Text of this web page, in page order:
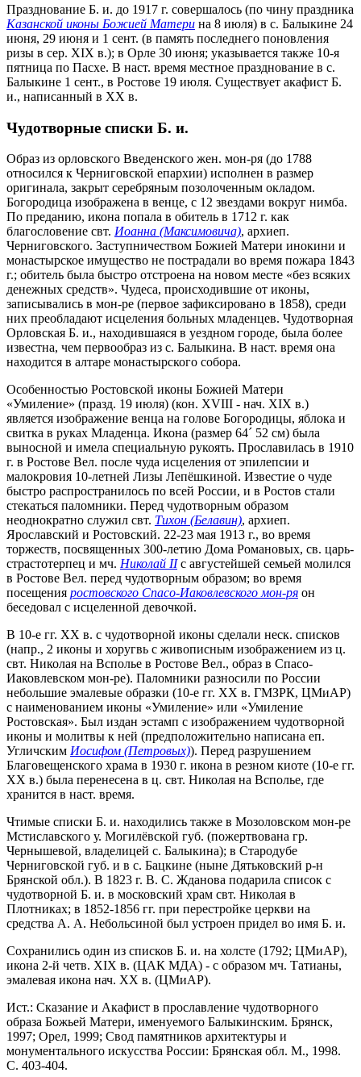
Празднование Б. и. до 1917 г. совершалось (по чину праздника
Казанской иконы Божией Матери на 8 июля) в с. Балыкине 24
июня, 29 июня и 1 сент. (в память последнего поновления
ризы в сер. XIX в.); в Орле 30 июня; указывается также 10-я
пятница по Пасхе. В наст. время местное празднование в с.
Балыкине 1 сент., в Ростове 19 июля. Существует акафист Б.
и., написанный в ХХ в.
Чудотворные списки Б. и.
Образ из орловского Введенского жен. мон-ря (до 1788
относился к Черниговской епархии) исполнен в размер
оригинала, закрыт серебряным позолоченным окладом.
Богородица изображена в венце, с 12 звездами вокруг нимба.
По преданию, икона попала в обитель в 1712 г. как
благословение свт. Иоанна (Максимовича), архиеп.
Черниговского. Заступничеством Божией Матери инокини и
монастырское имущество не пострадали во время пожара 1843
г.; обитель была быстро отстроена на новом месте «без всяких
денежных средств». Чудеса, происходившие от иконы,
записывались в мон-ре (первое зафиксировано в 1858), среди
них преобладают исцеления больных младенцев. Чудотворная
Орловская Б. и., находившаяся в уездном городе, была более
известна, чем первообраз из с. Балыкина. В наст. время она
находится в алтаре монастырского собора.
Особенностью Ростовской иконы Божией Матери
«Умиление» (празд. 19 июля) (кон. XVIII - нач. XIX в.)
является изображение венца на голове Богородицы, яблока и
свитка в руках Младенца. Икона (размер 64´ 52 см) была
выносной и имела специальную рукоять. Прославилась в 1910
г. в Ростове Вел. после чуда исцеления от эпилепсии и
малокровия 10-летней Лизы Лепёшкиной. Известие о чуде
быстро распространилось по всей России, и в Ростов стали
стекаться паломники. Перед чудотворным образом
неоднократно служил свт. Тихон (Белавин), архиеп.
Ярославский и Ростовский. 22-23 мая 1913 г., во время
торжеств, посвященных 300-летию Дома Романовых, св. царь-
страстотерпец и мч. Николай IIс августейшей семьей молился
в Ростове Вел. перед чудотворным образом; во время
посещения ростовского Спасо-Иаковлевского мон-ря он
беседовал с исцеленной девочкой.
В 10-е гг. XX в. с чудотворной иконы сделали неск. списков
(напр., 2 иконы и хоругвь с живописным изображением из ц.
свт. Николая на Всполье в Ростове Вел., образ в Спасо-
Иаковлевском мон-ре). Паломники разносили по России
небольшие эмалевые образки (10-е гг. XX в. ГМЗРК, ЦМиАР)
с наименованием иконы «Умиление» или «Умиление
Ростовская». Был издан эстамп с изображением чудотворной
иконы и молитвы к ней (предположительно написана еп.
Угличским Иосифом (Петровых)). Перед разрушением
Благовещенского храма в 1930 г. икона в резном киоте (10-е гг.
XX в.) была перенесена в ц. свт. Николая на Всполье, где
хранится в наст. время.
Чтимые списки Б. и. находились также в Мозоловском мон-ре
Мстиславского у. Могилёвской губ. (пожертвована гр.
Чернышевой, владелицей с. Балыкина); в Стародубе
Черниговской губ. и в с. Бацкине (ныне Дятьковский р-н
Брянской обл.). В 1823 г. В. С. Жданова подарила список с
чудотворной Б. и. в московский храм свт. Николая в
Плотниках; в 1852-1856 гг. при перестройке церкви на
средства А. А. Небольсиной был устроен придел во имя Б. и.
Сохранились один из списков Б. и. на холсте (1792; ЦМиАР),
икона 2-й четв. XIX в. (ЦАК МДА) - с образом мч. Татианы,
эмалевая икона нач. XX в. (ЦМиАР).
Ист.: Сказание и Акафист в прославление чудотворного
образа Божьей Матери, именуемого Балыкинским. Брянск,
1997; Орел, 1999; Свод памятников архитектуры и
монументального искусства России: Брянская обл. М., 1998.
С. 403-404.